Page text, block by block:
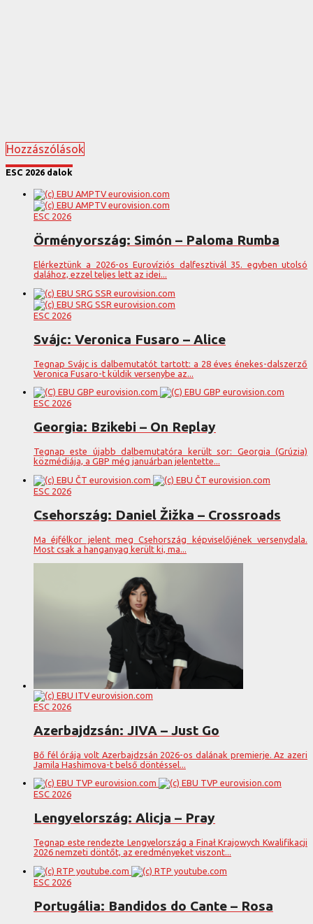
Hozzászólások
ESC 2026 dalok
ESC 2026
Örményország: Simón – Paloma Rumba
Elérkeztünk a 2026-os Eurovíziós dalfesztivál 35. egyben utolsó
dalához, ezzel teljes lett az idei...
ESC 2026
Svájc: Veronica Fusaro – Alice
Tegnap Svájc is dalbemutatót tartott: a 28 éves énekes-dalszerző
Veronica Fusaro-t küldik versenybe az...
ESC 2026
Georgia: Bzikebi – On Replay
Tegnap este újabb dalbemutatóra került sor: Georgia (Grúzia)
közmédiája, a GBP még januárban jelentette...
ESC 2026
Csehország: Daniel Žižka – Crossroads
Ma éjfélkor jelent meg Csehország képviselőjének versenydala.
Most csak a hanganyag került ki, ma...
ESC 2026
Azerbajdzsán: JIVA – Just Go
Bő fél órája volt Azerbajdzsán 2026-os dalának premierje. Az azeri
Jamila Hashimova-t belső döntéssel...
ESC 2026
Lengyelország: Alicja – Pray
Tegnap este rendezte Lengyelország a Finał Krajowych Kwalifikacji
2026 nemzeti döntőt, az eredményeket viszont...
ESC 2026
Portugália: Bandidos do Cante – Rosa